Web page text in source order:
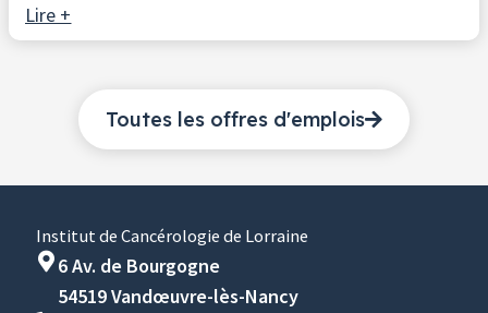
Lire +
Toutes les offres d'emplois
Institut de Cancérologie de Lorraine
6 Av. de Bourgogne
54519 Vandœuvre-lès-Nancy